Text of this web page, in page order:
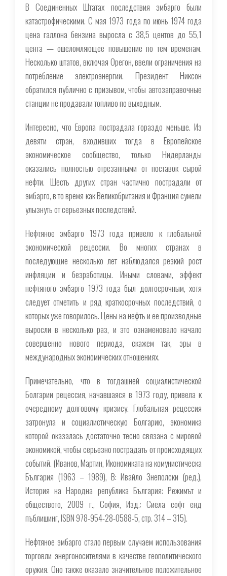
В Соединенных Штатах последствия эмбарго были
катастрофическими. С мая 1973 года по июнь 1974 года
цена галлона бензина выросла с 38,5 центов до 55,1
цента — ошеломляющее повышение по тем временам.
Несколько штатов, включая Орегон, ввели ограничения на
потребление электроэнергии. Президент Никсон
обратился публично с призывом, чтобы автозаправочные
станции не продавали топливо по выходным.
Интересно, что Европа пострадала гораздо меньше. Из
девяти стран, входивших тогда в Европейское
экономическое сообщество, только Нидерланды
оказались полностью отрезанными от поставок сырой
нефти. Шесть других стран частично пострадали от
эмбарго, в то время как Великобритания и Франция сумели
улызнуть от серьезных последствий.
Нефтяное эмбарго 1973 года привело к глобальной
экономической рецессии. Во многих странах в
последующие несколько лет наблюдался резкий рост
инфляции и безработицы. Иными словами, эффект
нефтяного эмбарго 1973 года был долгосрочным, хотя
следует отметить и ряд краткосрочных последствий, о
которых уже говорилось. Цены на нефть и ее производные
выросли в несколько раз, и это ознаменовало начало
совершенно нового периода, скажем так, эры в
международных экономических отношениях.
Примечательно, что в тогдашней социалистической
Болгарии рецессия, начавшаяся в 1973 году, привела к
очередному долговому кризису. Глобальная рецессия
затронула и социалистическую Болгарию, экономика
которой оказалась достаточно тесно связана с мировой
экономикой, чтобы серьезно пострадать от происходящих
событий. (Иванов, Мартин, Икономиката на комунистическа
България (1963 – 1989), В: Ивайло Знеполски (ред.),
История на Народна република България: Режимът и
обществото, 2009 г., София, Изд.: Сиела софт енд
пъблишинг, ISBN 978-954-28-0588-5, стр. 314 – 315).
Нефтяное эмбарго стало первым случаем использования
торговли энергоносителями в качестве геополитического
оружия. Оно также оказало значительное положительное